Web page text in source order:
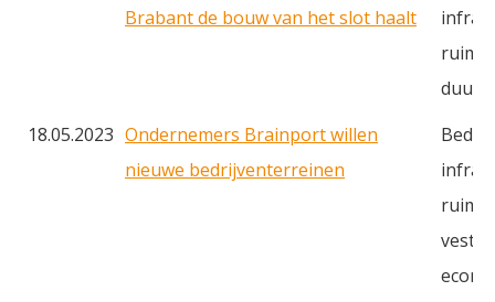
Brabant de bouw van het slot haalt
18.05.2023 Ondernemers Brainport willen
nieuwe bedrijventerreinen